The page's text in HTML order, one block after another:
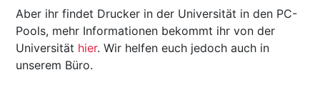
Aber ihr findet Drucker in der Universität in den PC-
Pools, mehr Informationen bekommt ihr von der
Universität hier. Wir helfen euch jedoch auch in
unserem Büro.